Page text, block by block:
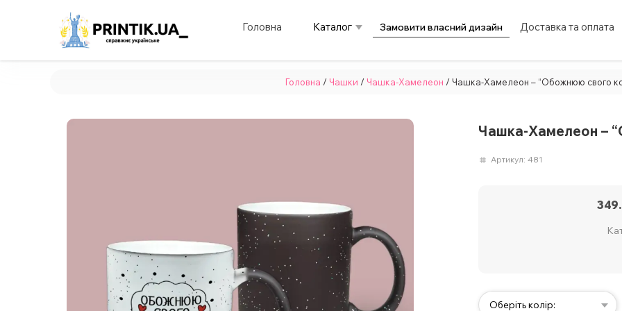
Головна Каталог Замовити власний дизайн Доставка та оплата
Головна / Чашки / Чашка-Хамелеон / Чашка-Хамелеон – “Обожнюю свого
Чашка-Хамелеон –
Артикул: 481
Оберіть колір: